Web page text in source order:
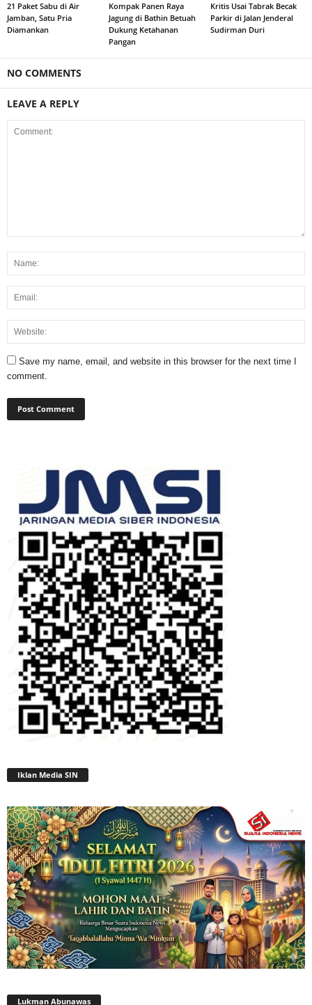
21 Paket Sabu di Air
Jamban, Satu Pria
Diamankan
Kompak Panen Raya
Jagung di Bathin Betuah
Dukung Ketahanan
Pangan
Kritis Usai Tabrak Becak
Parkir di Jalan Jenderal
Sudirman Duri
NO COMMENTS
LEAVE A REPLY
Save my name, email, and website in this browser for the next time I
comment.
Iklan Media SIN
Lukman Abunawas